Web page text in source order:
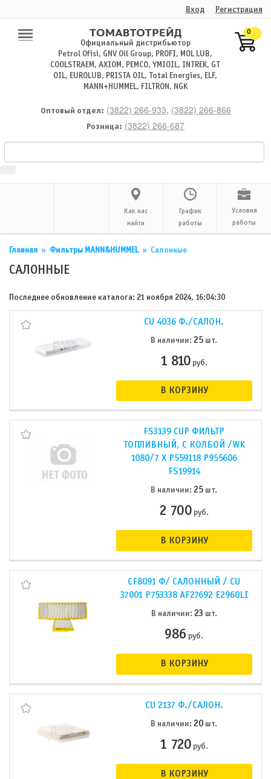
Вход Регистрация
Официальный дистрибьютор
Petrol Ofisi, GNV Oil Group, PROFI, MOL LUB,
COOLSTRAEM, AXIOM, PEMCO, YMIOIL, INTREK, GT
OIL, EUROLUB, PRISTA OIL, Total Energies, ELF,
MANN+HUMMEL, FILTRON, NGK
0
Оптовый отдел: (3822) 266-933, (3822) 266-866
Розница: (3822) 266-687
Как нас
найти
График
работы
Условия
работы
Главная » Фильтры MANN&HUMMEL » Салонные
САЛОННЫЕ
Последнее обновление каталога: 21 ноября 2024, 16:04:30
CU 4036 Ф./САЛОН.
В наличии:25 шт.
1 810 руб.
В КОРЗИНУ
FS3139 CUP ФИЛЬТР
ТОПЛИВНЫЙ, С КОЛБОЙ /WK
1080/7 X P559118 P955606
FS19914
В наличии: 25 шт.
2 700 руб.
В КОРЗИНУ
CF8091 Ф/ САЛОННЫЙ / CU
37001 P753338 AF27692 E2960LI
В наличии: 23 шт.
986 руб.
В КОРЗИНУ
CU 2137 Ф./САЛОН.
В наличии:20 шт.
1 720 руб.
В КОРЗИНУ